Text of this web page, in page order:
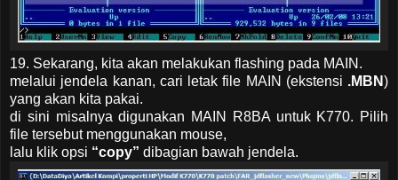
19. Sekarang, kita akan melakukan flashing pada MAIN.
melalui jendela kanan, cari letak file MAIN (ekstensi .MBN)
yang akan kita pakai.
di sini misalnya digunakan MAIN R8BA untuk K770. Pilih
file tersebut menggunakan mouse,
lalu klik opsi “copy” dibagian bawah jendela.